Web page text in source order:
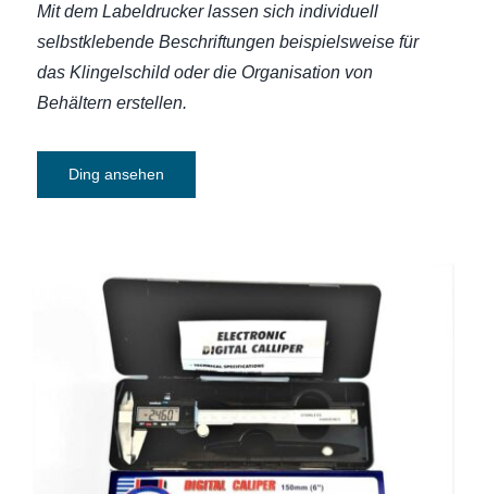
Mit dem Labeldrucker lassen sich individuell
selbstklebende Beschriftungen beispielsweise für
das Klingelschild oder die Organisation von
Behältern erstellen.
Ding ansehen
Messschieber/Schieblehre